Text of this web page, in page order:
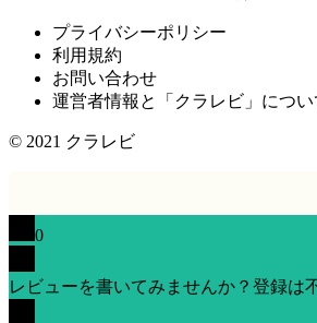
プライバシーポリシー
利用規約
お問い合わせ
運営者情報と「クラレビ」につい
© 2021 クラレビ
0
レビューを書いてみませんか？登録は